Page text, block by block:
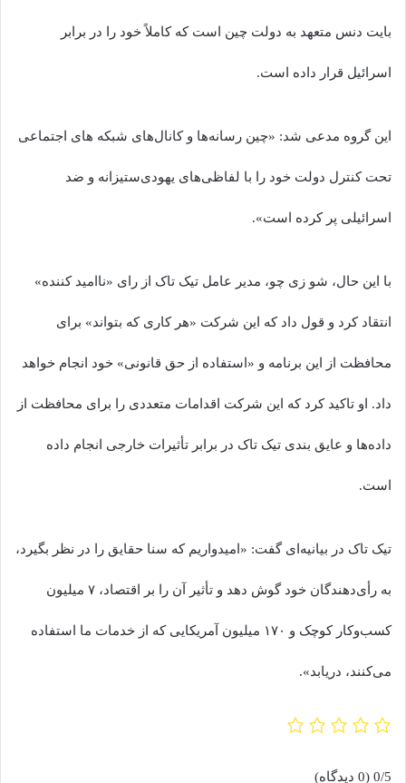
بایت دنس متعهد به دولت چین است که کاملاً خود را در برابر
اسرائیل قرار داده است.
این گروه مدعی شد: «چین رسانه‌ها و کانال‌های شبکه های اجتماعی
تحت کنترل دولت خود را با لفاظی‌های یهودی‌ستیزانه و ضد
اسرائیلی پر کرده است».
با این حال، شو زی چو، مدیر عامل تیک تاک از رای «ناامید کننده»
انتقاد کرد و قول داد که این شرکت «هر کاری که بتواند» برای
محافظت از این برنامه و «استفاده از حق قانونی» خود انجام خواهد
داد. او تاکید کرد که این شرکت اقدامات متعددی را برای محافظت از
داده‌ها و عایق بندی تیک تاک در برابر تأثیرات خارجی انجام داده
است.
تیک تاک در بیانیه‌ای گفت: «امیدواریم که سنا حقایق را در نظر بگیرد،
به رأی‌دهندگان خود گوش دهد و تأثیر آن را بر اقتصاد، ۷ میلیون
کسب‌وکار کوچک و ۱۷۰ میلیون آمریکایی که از خدمات ما استفاده
می‌کنند، دریابد».
0/5 (0 دیدگاه)